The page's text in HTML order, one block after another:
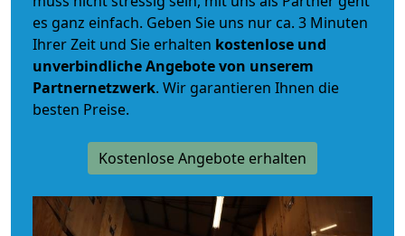
es ganz einfach. Geben Sie uns nur ca. 3 Minuten
Ihrer Zeit und Sie erhalten kostenlose und
unverbindlicheAngebote von unserem
Partnernetzwerk. Wir garantieren Ihnen die
besten Preise.
Kostenlose Angebote erhalten